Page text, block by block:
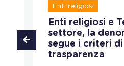
Enti religiosi
Enti religiosi e
settore, la
segue i criteri di
trasparenza